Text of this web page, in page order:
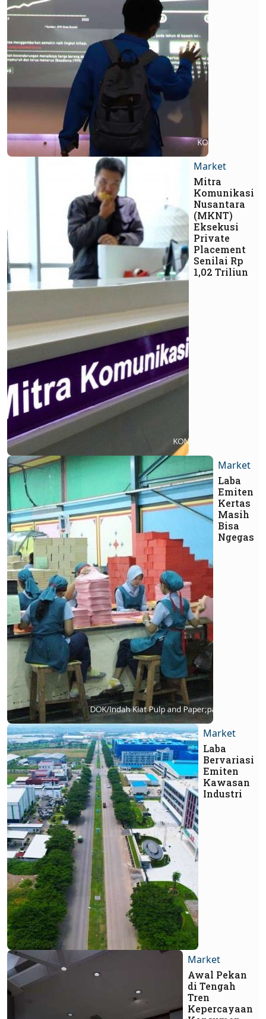
Market
Mitra
Komunikasi
Nusantara
(MKNT)
Eksekusi
Private
Placement
Senilai Rp
1,02 Triliun
Market
Laba
Emiten
Kertas
Masih
Bisa
Ngegas
Market
Laba
Bervariasi
Emiten
Kawasan
Industri
Market
Awal Pekan
di Tengah
Tren
Kepercayaan